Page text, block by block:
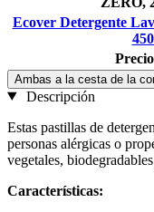
Ecover Detergente
Ambas a la cesta de la
Descripción
Estas pastillas de
personas alérgicas o
vegetales,
Características: